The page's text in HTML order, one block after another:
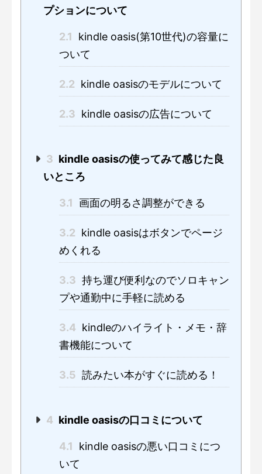
プションについて
2.1
kindle oasis(第10世代)の容量に
ついて
2.2 kindle oasisのモデルについて
2.3 kindle oasisの広告について
3 kindle oasisの使ってみて感じた良
いところ
3.1 画面の明るさ調整ができる
3.2 kindle oasisはボタンでページ
めくれる
3.3 持ち運び便利なのでソロキャン
プや通勤中に手軽に読める
3.4 kindleのハイライト・メモ・辞
書機能について
3.5 読みたい本がすぐに読める！
4 kindle oasisの口コミについて
4.1
kindle oasisの悪い口コミにつ
いて